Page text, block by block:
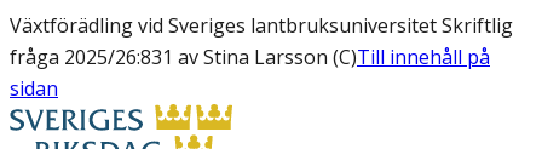
Växtförädling vid Sveriges lantbruksuniversitet Skriftlig
fråga 2025/26:831 av Stina Larsson (C)Till innehåll på
sidan